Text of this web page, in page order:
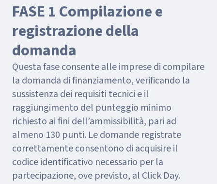
FASE 1 Compilazione e
registrazione della
domanda
Questa fase consente alle imprese di compilare
la domanda di finanziamento, verificando la
sussistenza dei requisiti tecnici e il
raggiungimento del punteggio minimo
richiesto ai fini dell’ammissibilità, pari ad
almeno 130 punti. Le domande registrate
correttamente consentono di acquisire il
codice identificativo necessario per la
partecipazione, ove previsto, al Click Day.